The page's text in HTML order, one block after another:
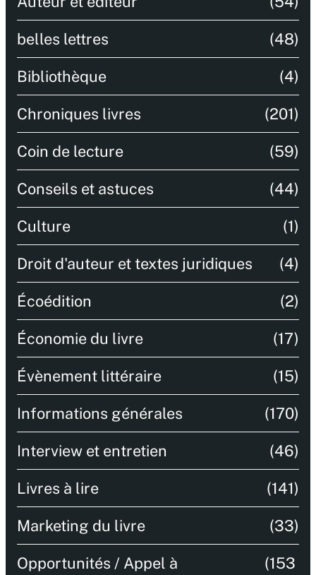
belles lettres (48)
Bibliothèque (4)
Chroniques livres (201)
Coin de lecture (59)
Conseils et astuces (44)
Culture (1)
Droit d'auteur et textes juridiques (4)
Écoédition (2)
Économie du livre (17)
Évènement littéraire (15)
Informations générales (170)
Interview et entretien (46)
Livres à lire (141)
Marketing du livre (33)
Opportunités / Appel à
(153